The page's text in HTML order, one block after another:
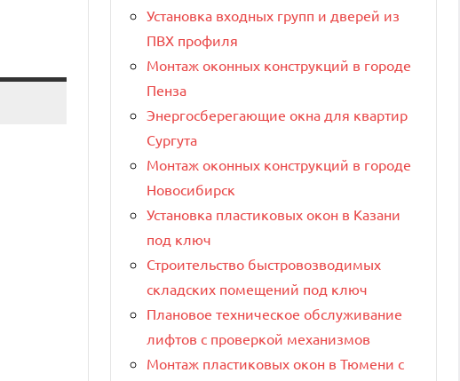
Установка входных групп и дверей из
ПВХ профиля
Монтаж оконных конструкций в городе
Пенза
Энергосберегающие окна для квартир
Сургута
Монтаж оконных конструкций в городе
Новосибирск
Установка пластиковых окон в Казани
под ключ
Строительство быстровозводимых
складских помещений под ключ
Плановое техническое обслуживание
лифтов с проверкой механизмов
Монтаж пластиковых окон в Тюмени с